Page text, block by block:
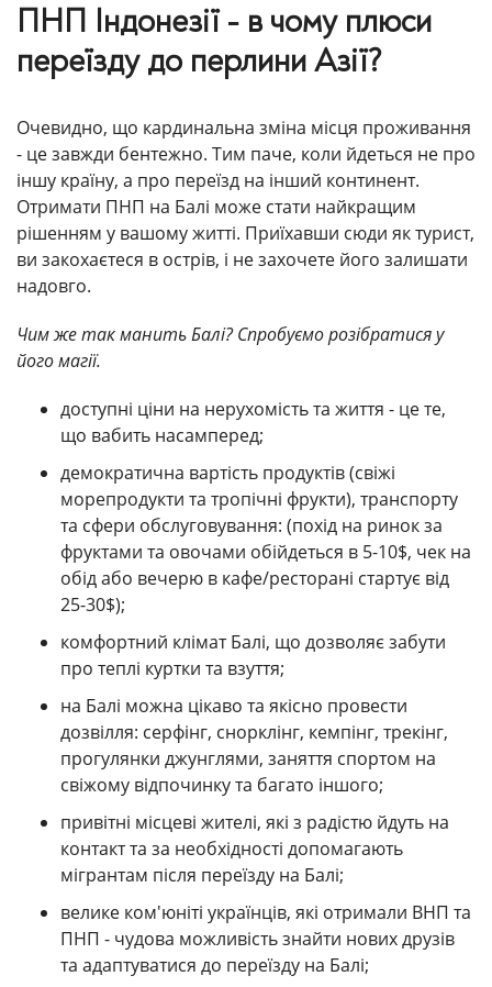
ПНП Індонезії - в чому плюси
переїзду до перлини Азії?
Очевидно, що кардинальна зміна місця проживання
- це завжди бентежно. Тим паче, коли йдеться не про
іншу країну, а про переїзд на інший континент.
Отримати ПНП на Балі може стати найкращим
рішенням у вашому житті. Приїхавши сюди як турист,
ви закохаєтеся в острів, і не захочете його залишати
надовго.
Чим же так манить Балі? Спробуємо розібратися у
його магії.
доступні ціни на нерухомість та життя - це те,
що вабить насамперед;
демократична вартість продуктів (свіжі
морепродукти та тропічні фрукти), транспорту
та сфери обслуговування: (похід на ринок за
фруктами та овочами обійдеться в 5-10$, чек на
обід або вечерю в кафе/ресторані стартує від
25-30$);
комфортний клімат Балі, що дозволяє забути
про теплі куртки та взуття;
на Балі можна цікаво та якісно провести
дозвілля: серфінг, снорклінг, кемпінг, трекінг,
прогулянки джунглями, заняття спортом на
свіжому відпочинку та багато іншого;
привітні місцеві жителі, які з радістю йдуть на
контакт та за необхідності допомагають
мігрантам після переїзду на Балі;
велике ком'юніті українців, які отримали ВНП та
ПНП - чудова можливість знайти нових друзів
та адаптуватися до переїзду на Балі;